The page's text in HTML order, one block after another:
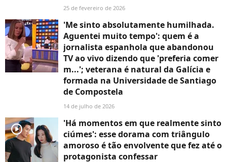
25 de fevereiro de 2026
'Me sinto absolutamente humilhada.
Aguentei muito tempo': quem é a
jornalista espanhola que abandonou
TV ao vivo dizendo que 'preferia comer
m...'; veterana é natural da Galícia e
formada na Universidade de Santiago
de Compostela
14 de julho de 2026
player2
'Há momentos em que realmente sinto
ciúmes': esse dorama com triângulo
amoroso é tão envolvente que fez até o
protagonista confessar